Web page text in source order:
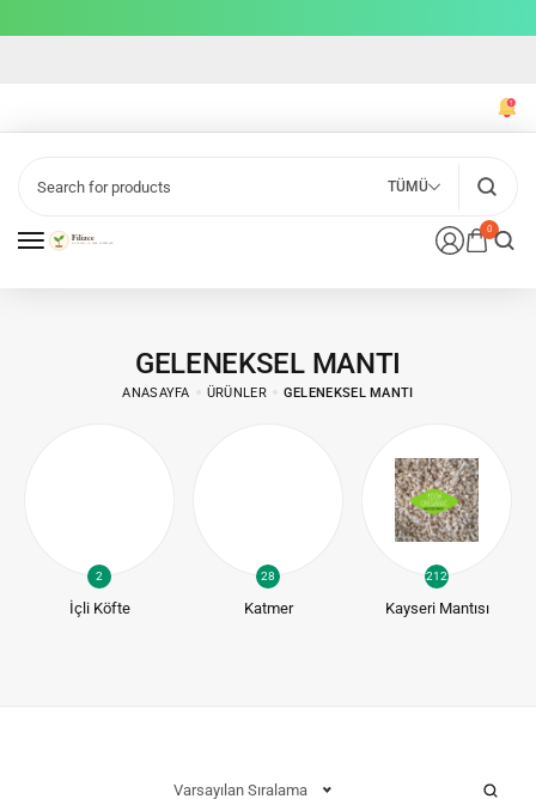
0
TÜMÜ
GELENEKSEL MANTI
ANASAYFA ÜRÜNLER GELENEKSEL MANTI
2
İçli Köfte
28
Katmer
212
Kayseri Mantısı
Varsayılan Sıralama